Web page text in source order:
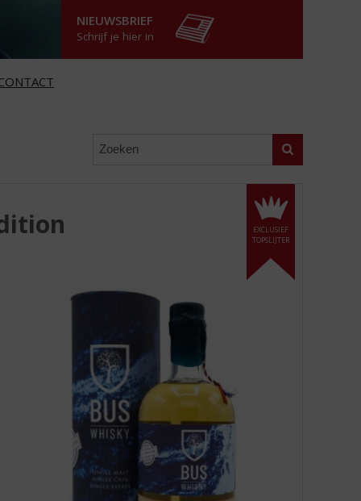
NIEUWSBRIEF
Schrijf je hier in
Zoeken
EXCLUSIEF
TOPSLIJTER